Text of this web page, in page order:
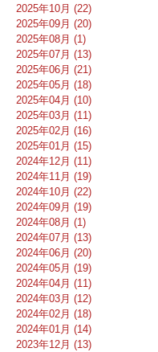
2025年10月 (22)
2025年09月 (20)
2025年08月 (1)
2025年07月 (13)
2025年06月 (21)
2025年05月 (18)
2025年04月 (10)
2025年03月 (11)
2025年02月 (16)
2025年01月 (15)
2024年12月 (11)
2024年11月 (19)
2024年10月 (22)
2024年09月 (19)
2024年08月 (1)
2024年07月 (13)
2024年06月 (20)
2024年05月 (19)
2024年04月 (11)
2024年03月 (12)
2024年02月 (18)
2024年01月 (14)
2023年12月 (13)